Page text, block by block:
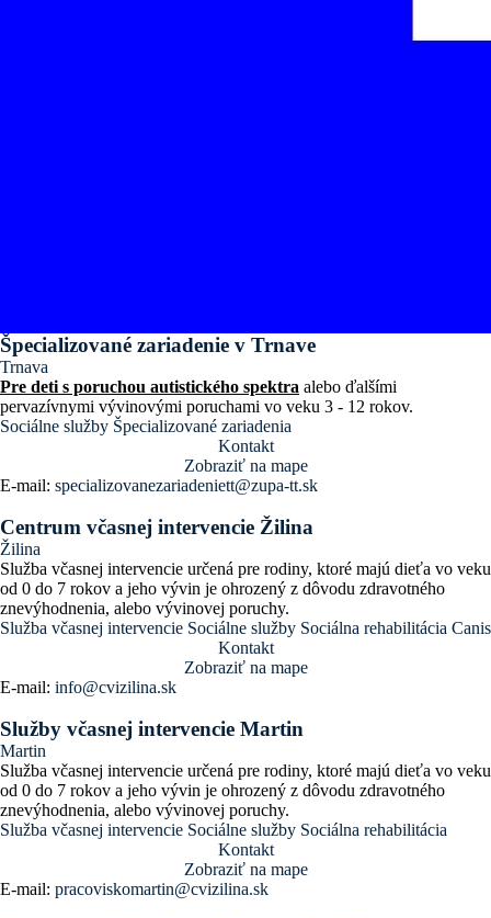
Špecializované zariadenie v Trnave
Trnava
Pre deti s poruchou autistického spektra alebo ďalšími
pervazívnymi vývinovými poruchami vo veku 3 - 12 rokov.
Sociálne služby Špecializované zariadenia
Kontakt
Zobraziť na mape
E-mail: specializovanezariadeniett@zupa-tt.sk
Centrum včasnej intervencie Žilina
Žilina
Služba včasnej intervencie určená pre rodiny, ktoré majú dieťa vo veku
od 0 do 7 rokov a jeho vývin je ohrozený z dôvodu zdravotného
znevýhodnenia, alebo vývinovej poruchy.
Služba včasnej intervencie Sociálne služby Sociálna rehabilitácia
Kontakt
Zobraziť na mape
E-mail: info@cvizilina.sk
Služby včasnej intervencie Martin
Martin
Služba včasnej intervencie určená pre rodiny, ktoré majú dieťa vo veku
od 0 do 7 rokov a jeho vývin je ohrozený z dôvodu zdravotného
znevýhodnenia, alebo vývinovej poruchy.
Služba včasnej intervencie Sociálne služby Sociálna rehabilitácia
Kontakt
Zobraziť na mape
E-mail: pracoviskomartin@cvizilina.sk